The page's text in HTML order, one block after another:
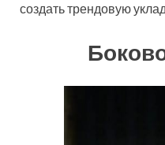
создать трендовую